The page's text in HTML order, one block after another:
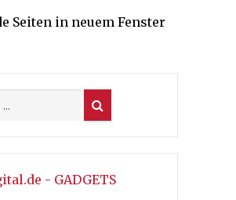
Seiten in neuem Fenster
- GADGETS